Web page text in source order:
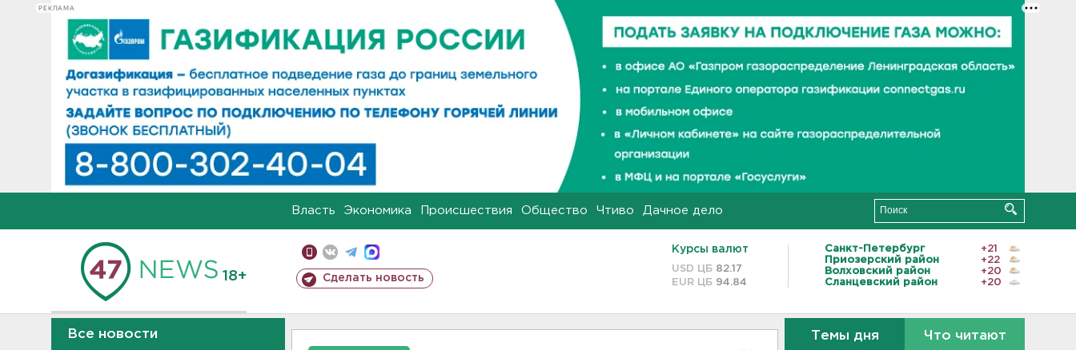
РЕКЛАМА
Власть Экономика Происшествия Общество Чтиво Дачное дело
18+ Сделать новость
Курсы валют
USD ЦБ 82.17
EUR ЦБ 94.84
Санкт-Петербург
+21
Приозерский район
+22
Волховский район
+20
Сланцевский район
+20
Все новости Темы дня Что читают